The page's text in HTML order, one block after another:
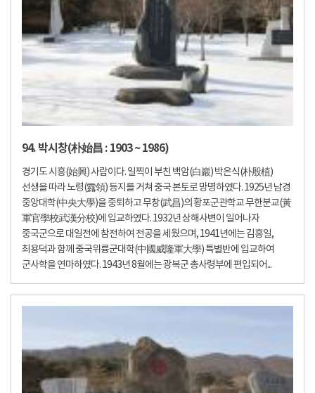
94. 박시창(朴始昌 : 1903 ~ 1986)
경기도 시흥(始興) 사람이다. 일찍이 부친 백암(白巖) 박은식(朴殷植)
선생을 따라 노령(露領) 등지를 거쳐 중국 본토로 망명하였다. 1925년 남경
중앙대학(中央大學)을 중퇴하고 무창(武昌)의 황포군관학교 무한분교(黃
軍官學校武漢分校)에 입교하였다. 1932년 상해사변이 일어나자
중국군으로 대일전에 참전하여 전공을 세웠으며, 1941년에는 김홍일,
최용덕과 함께 중국위륭군대학(中國威隆軍大學) 특별반에 입교하여
군사학을 연마하였다. 1943년 8월에는 광복군 총사령부에 편입되어...